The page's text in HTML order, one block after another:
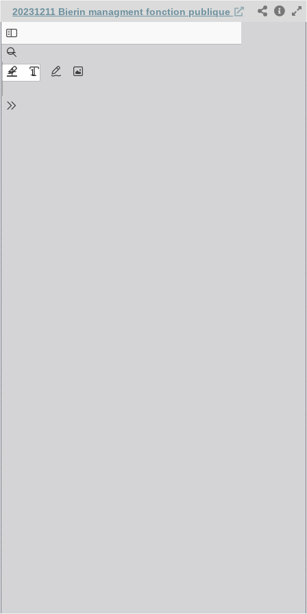
20231211 Bierin managment fonction publique